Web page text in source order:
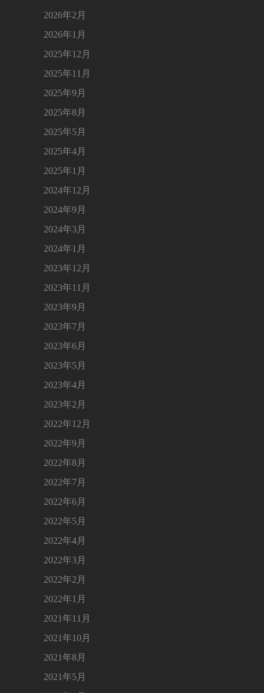
2026年2月
2026年1月
2025年12月
2025年11月
2025年9月
2025年8月
2025年5月
2025年4月
2025年1月
2024年12月
2024年9月
2024年3月
2024年1月
2023年12月
2023年11月
2023年9月
2023年7月
2023年6月
2023年5月
2023年4月
2023年2月
2022年12月
2022年9月
2022年8月
2022年7月
2022年6月
2022年5月
2022年4月
2022年3月
2022年2月
2022年1月
2021年11月
2021年10月
2021年8月
2021年5月